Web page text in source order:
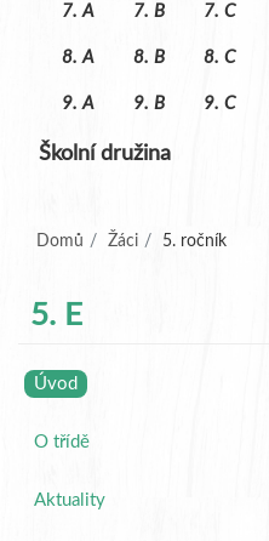
7. A 7. B 7. C
8. A 8. B 8. C
9. A 9. B 9. C
Školní družina
Domů Žáci 5. ročník
5. E
Úvod
O třídě
Aktuality